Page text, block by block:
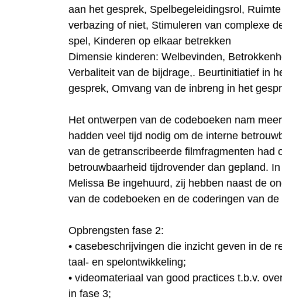
aan het gesprek, Spelbegeleidingsrol,
verbazing of niet, Stimuleren van complexe
spel, Kinderen op elkaar betrekken
Dimensie kinderen: Welbevinden,
Verbaliteit van de bijdrage,. Beurtinitiatief in
gesprek, Omvang van de inbreng in het
Het ontwerpen van de codeboeken nam
hadden veel tijd nodig om de interne
van de getranscribeerde filmfragmenten had
betrouwbaarheid tijdrovender dan gepland.
Melissa Be ingehuurd, zij hebben naast de
van de codeboeken en de coderingen van de
Opbrengsten fase 2:
• casebeschrijvingen die inzicht geven in de
taal- en spelontwikkeling;
• videomateriaal van good practices t.b.v.
in fase 3;